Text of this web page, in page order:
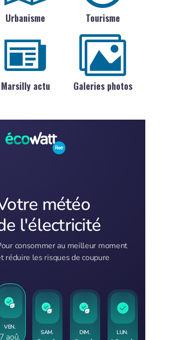
Urbanisme Tourisme
Marsilly actu Galeries photos